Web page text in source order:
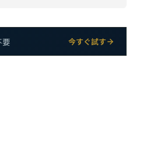
くあるエラー早見表今すぐ試す